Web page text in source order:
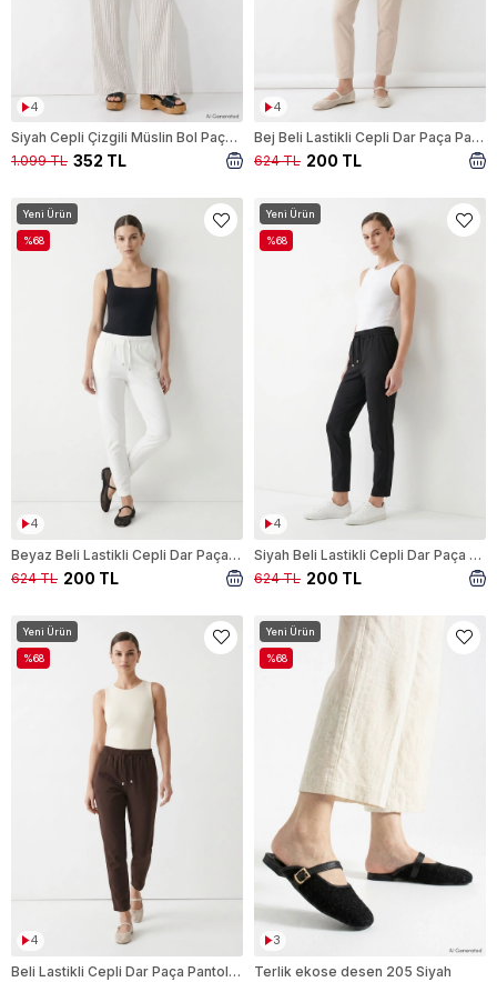
4
Siyah Cepli Çizgili Müslin Bol Paça Pantolon 8623A
352 TL
1.099 TL
4
Bej Beli Lastikli Cepli Dar Paça Pantolon 3211
200 TL
624 TL
4
Beyaz Beli Lastikli Cepli Dar Paça Pantolon 3211
200 TL
624 TL
Yeni Ürün
%68
4
Siyah Beli Lastikli Cepli Dar Paça Pantolon 3211
200 TL
624 TL
Yeni Ürün
%68
4
Beli Lastikli Cepli Dar Paça Pantolon 3211 Kahve
Yeni Ürün
%68
3
Terlik ekose desen 205 Siyah
Yeni Ürün
%68